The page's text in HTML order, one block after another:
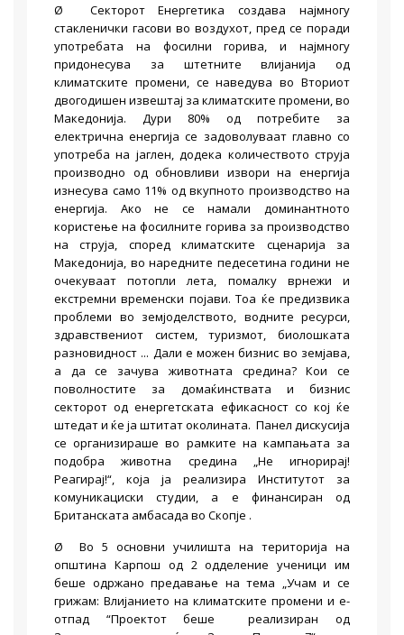
Ø Секторот Енергетика создава најмногу
стакленички гасови во воздухот, пред се поради
употребата на фосилни горива, и најмногу
придонесува за штетните влијанија од
климатските промени, се наведува во Вториот
двогодишен извештај за климатските промени, во
Македонија. Дури 80% од потребите за
електрична енергија се задоволуваат главно со
употреба на јаглен, додека количеството струја
производно од обновливи извори на енергија
изнесува само 11% од вкупното производство на
енергија. Ако не се намали доминантното
користење на фосилните горива за производство
на струја, според климатските сценарија за
Македонија, во наредните педесетина години не
очекуваат потопли лета, помалку врнежи и
екстремни временски појави. Тоа ќе предизвика
проблеми во земјоделството, водните ресурси,
здравствениот систем, туризмот, биолошката
разновидност ... Дали е можен бизнис во земјава,
а да се зачува животната средина? Кои се
поволностите за домаќинствата и бизнис
секторот од енергетската ефикасност со кој ќе
штедат и ќе ја штитат околината. Панел дискусија
се организираше во рамките на кампањата за
подобра животна средина „Не игнорирај!
Реагирај!“, која ја реализира Институтот за
комуникациски студии, а е финансиран од
Британската амбасада во Скопје .
Ø Во 5 основни училишта на територија на
општина Карпош од 2 одделение ученици им
беше одржано предавање на тема „Учам и се
грижам: Влијанието на климатските промени и е-
отпад “Проектот беше реализиран од